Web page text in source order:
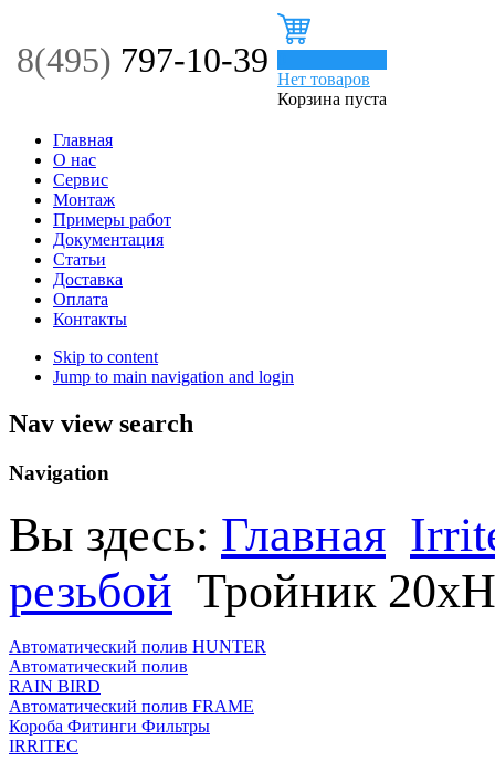
8(495) 797-10-39 Нет товаров
Корзина пуста
Главная
О нас
Сервис
Монтаж
Примеры работ
Документация
Статьи
Доставка
Оплата
Контакты
Skip to content
Jump to main navigation and login
Nav view search
Navigation
Вы здесь: Главная
резьбой Тройник
Автоматический полив HUNTER
Автоматический полив
RAIN BIRD
Автоматический полив FRAME
Короба Фитинги Фильтры
IRRITEC